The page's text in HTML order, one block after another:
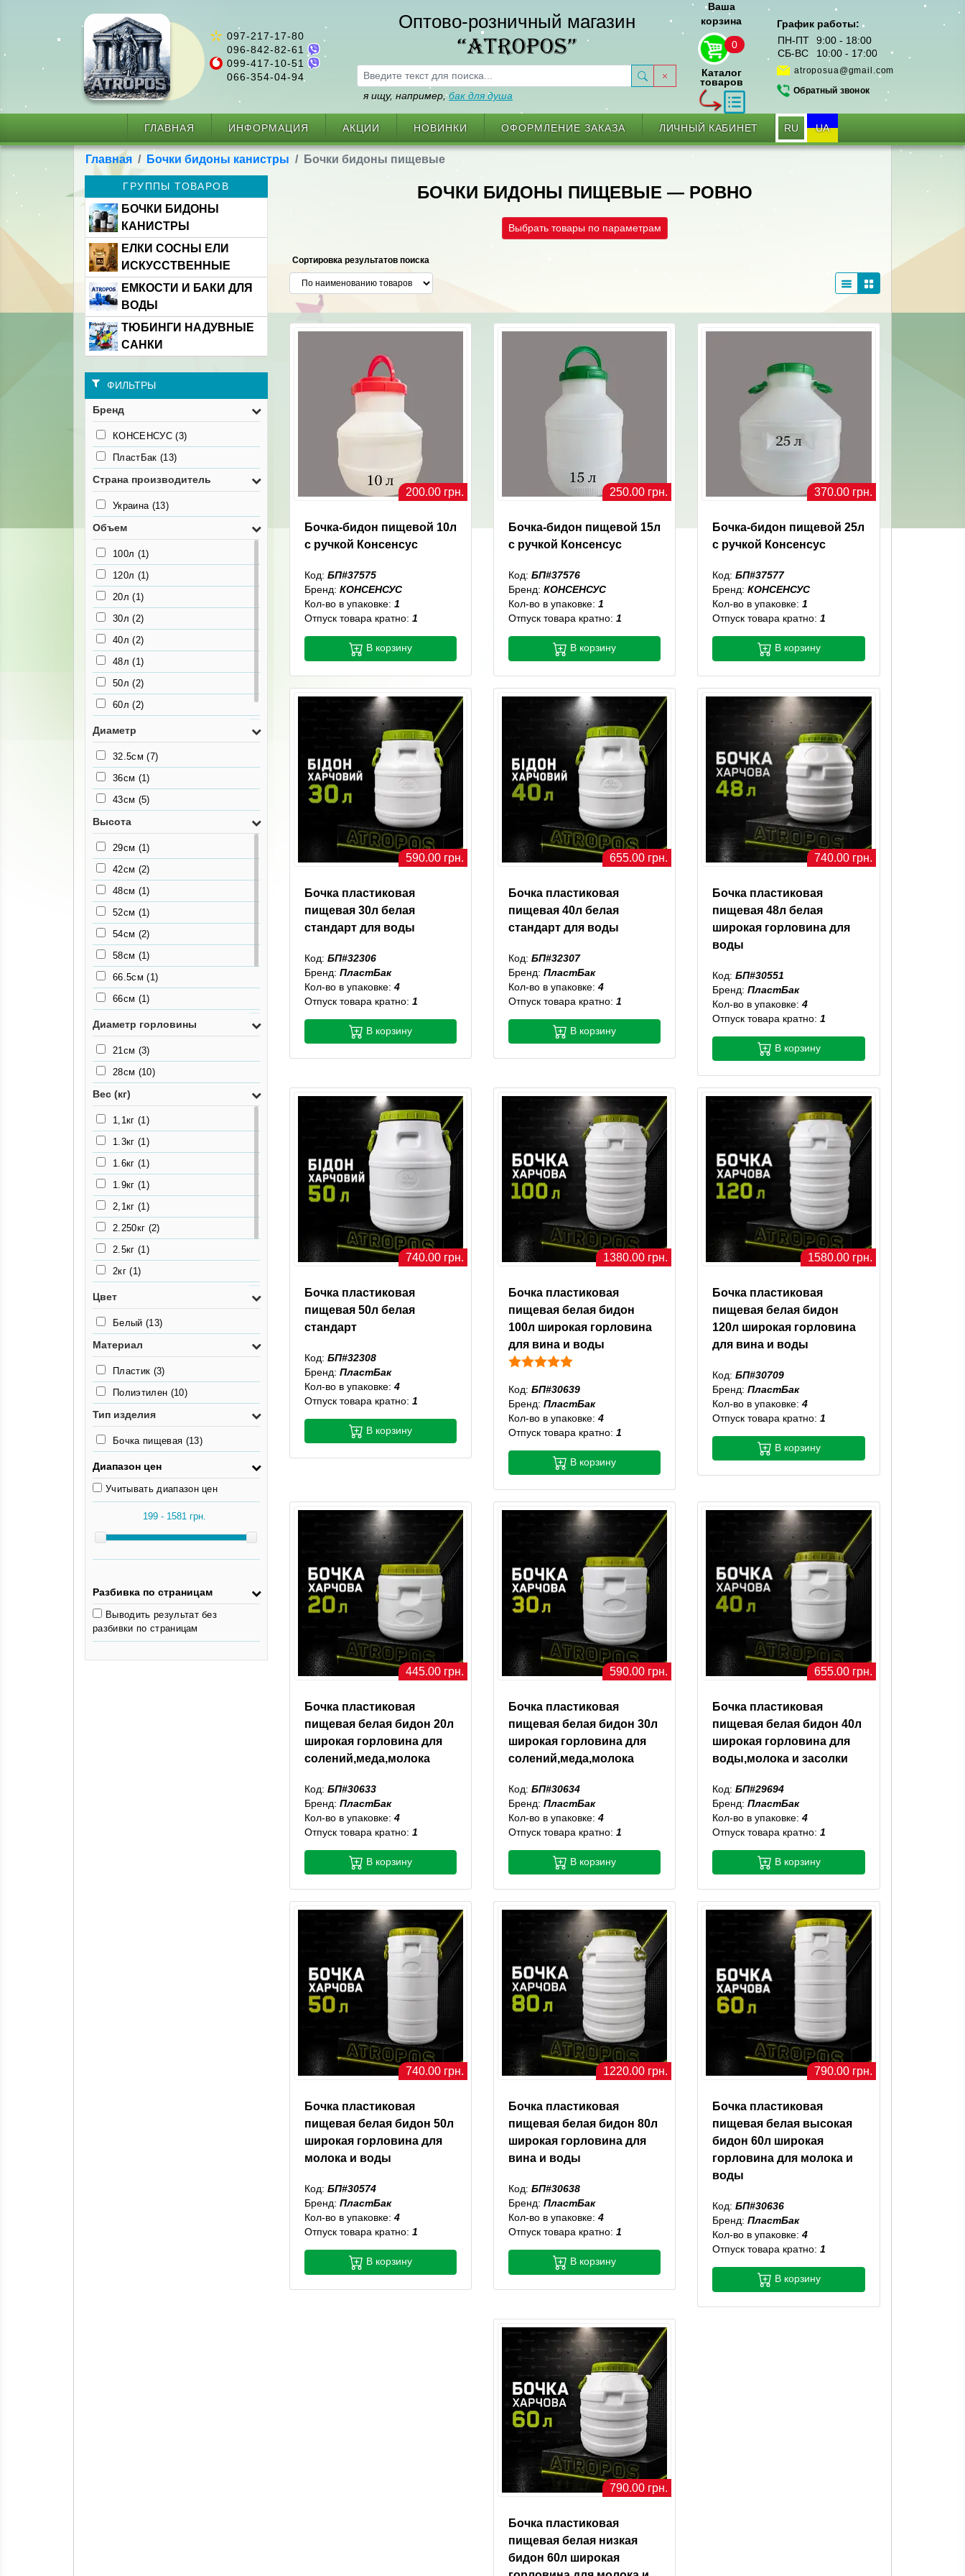
097-217-17-80
096-842-82-61
099-417-10-51
066-354-04-94
Оптово-розничный магазин
“ATROPOS”
я ищу, например,бак для душа
Ваша
корзина
0
Каталог
товаров
График работы:
ПН-ПТ
9:00 - 18:00
СБ-ВС
10:00 - 17:00
atroposua@gmail.com
Обратный звонок
ГЛАВНАЯ ИНФОРМАЦИЯ АКЦИИ НОВИНКИ ОФОРМЛЕНИЕ ЗАКАЗА ЛИЧНЫЙ КАБИНЕТ RU UA
Главная Бочки бидоны канистры Бочки бидоны пищевые
ГРУППЫ ТОВАРОВ
БОЧКИ БИДОНЫ
КАНИСТРЫ
ЕЛКИ СОСНЫ ЕЛИ
ИСКУССТВЕННЫЕ
ЕМКОСТИ И БАКИ ДЛЯ
ВОДЫ
ТЮБИНГИ НАДУВНЫЕ
САНКИ
ФИЛЬТРЫ
Бренд
КОНСЕНСУС(3)
ПластБак (13)
Страна производитель
Украина (13)
Объем
100л (1)
120л (1)
20л(1)
30л(2)
40л(2)
48л(1)
50л(2)
60л(2)
80л(1)
Диаметр
32.5см(7)
36см (1)
43см (5)
Высота
29см (1)
42см (2)
48см (1)
52см (1)
54см (2)
58см (1)
66.5см(1)
66см (1)
78.5см(1)
93см(1)
Диаметр горловины
21см (3)
28см (10)
Вес (кг)
1,1кг (1)
1.3кг (1)
1.6кг (1)
1.9кг (1)
2,1кг (1)
2.250кг (2)
2.5кг (1)
2кг(1)
3,1кг
3.6кг(1)
Цвет
Белый (13)
Материал
Пластик (3)
Полиэтилен (10)
Тип изделия
Бочка пищевая (13)
Диапазон цен
Учитывать диапазон цен
Разбивка по страницам
Выводить результат без
разбивки по страницам
БОЧКИ БИДОНЫ ПИЩЕВЫЕ — РОВНО
Выбрать товары по параметрам
Сортировка результатов поиска
200.00 грн.
Бочка-бидон пищевой 10л
с ручкой Консенсус
Код: БП#37575
Бренд: КОНСЕНСУС
Кол-во в упаковке: 1
Отпуск товара кратно: 1
В корзину
250.00 грн.
Бочка-бидон пищевой 15л
с ручкой Консенсус
Код: БП#37576
Бренд: КОНСЕНСУС
Кол-во в упаковке: 1
Отпуск товара кратно: 1
В корзину
370.00 грн.
Бочка-бидон пищевой 25л
с ручкой Консенсус
Код:БП#37577
Бренд:КОНСЕНСУС
Кол-во в упаковке:1
Отпуск товара кратно:1
В корзину
590.00 грн.
Бочка пластиковая
пищевая 30л белая
стандарт для воды
Код: БП#32306
Бренд: ПластБак
Кол-во в упаковке: 4
Отпуск товара кратно: 1
В корзину
655.00 грн.
Бочка пластиковая
пищевая 40л белая
стандарт для воды
Код: БП#32307
Бренд: ПластБак
Кол-во в упаковке: 4
Отпуск товара кратно: 1
В корзину
740.00 грн.
Бочка пластиковая
пищевая 48л белая
широкая горловина для
воды
Код:БП#30551
Бренд:ПластБак
Кол-во в упаковке:4
Отпуск товара кратно:1
В корзину
740.00 грн.
Бочка пластиковая
пищевая 50л белая
стандарт
Код: БП#32308
Бренд: ПластБак
Кол-во в упаковке: 4
Отпуск товара кратно: 1
В корзину
1380.00 грн.
Бочка пластиковая
пищевая белая бидон
100л широкая горловина
для вина и воды
Код: БП#30639
Бренд: ПластБак
Кол-во в упаковке: 4
Отпуск товара кратно: 1
В корзину
1580.00 грн.
Бочка пластиковая
пищевая белая бидон
120л широкая горловина
для вина и воды
Код:БП#30709
Бренд:ПластБак
Кол-во в упаковке:4
Отпуск товара кратно:1
В корзину
445.00 грн.
Бочка пластиковая
пищевая белая бидон 20л
широкая горловина для
солений,меда,молока
Код: БП#30633
Бренд: ПластБак
Кол-во в упаковке: 4
Отпуск товара кратно: 1
В корзину
590.00 грн.
Бочка пластиковая
пищевая белая бидон 30л
широкая горловина для
солений,меда,молока
Код: БП#30634
Бренд: ПластБак
Кол-во в упаковке: 4
Отпуск товара кратно: 1
В корзину
655.00 грн.
Бочка пластиковая
пищевая белая бидон 40л
широкая горловина для
воды,молока и засолки
Код:БП#29694
Бренд:ПластБак
Кол-во в упаковке:4
Отпуск товара кратно:1
В корзину
740.00 грн.
Бочка пластиковая
пищевая белая бидон 50л
широкая горловина для
молока и воды
Код: БП#30574
Бренд: ПластБак
Кол-во в упаковке: 4
Отпуск товара кратно: 1
В корзину
1220.00 грн.
Бочка пластиковая
пищевая белая бидон 80л
широкая горловина для
вина и воды
Код: БП#30638
Бренд: ПластБак
Кол-во в упаковке: 4
Отпуск товара кратно: 1
В корзину
790.00 грн.
Бочка пластиковая
пищевая белая высокая
бидон 60л широкая
горловина для молока и
воды
Код:БП#30636
Бренд:ПластБак
Кол-во в упаковке:4
Отпуск товара кратно:1
В корзину
790.00 грн.
Бочка пластиковая
пищевая белая низкая
бидон 60л широкая